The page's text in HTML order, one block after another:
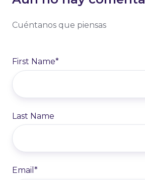
Cuéntanos que piensas
First Name*
Last Name
Email *